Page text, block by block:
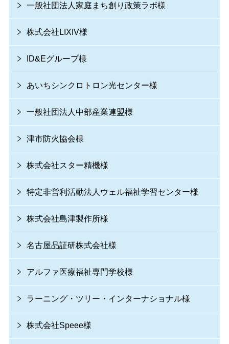
一般社団法人家庭まち創り政策ラボ様
株式会社LIXIV様
ID&Eグループ様
あいちシンクロトロン光センター様
一般社団法人中部産業連盟様
津市防火協会様
株式会社スター精機様
特定非営利活動法人ウェル福祉学習センター様
株式会社島津製作所様
名古屋品証研株式会社様
アルファ医療福祉専門学校様
ラーニング・ツリー・インターナショナル様
株式会社Speee様